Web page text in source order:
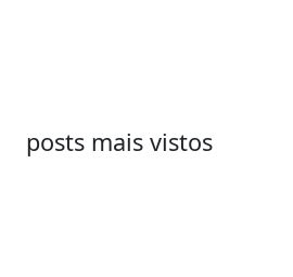
posts mais vistos